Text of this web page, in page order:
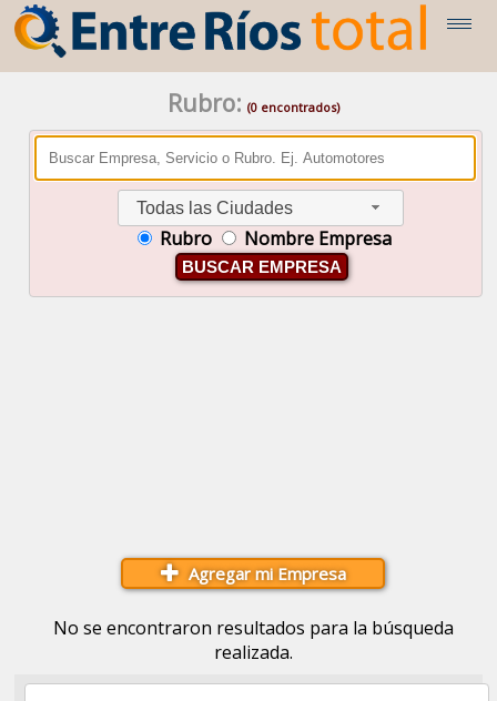
Rubro: (0 encontrados)
Todas las Ciudades
Rubro Nombre Empresa
BUSCAR EMPRESA
Agregar mi Empresa
No se encontraron resultados para la búsqueda
realizada.